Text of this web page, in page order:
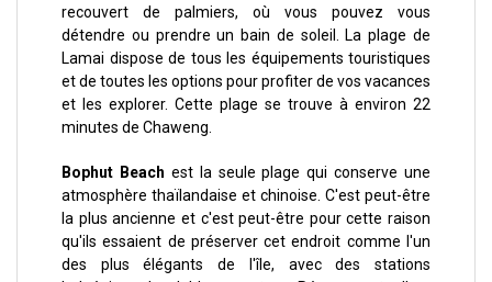
recouvert de palmiers, où vous pouvez vous
détendre ou prendre un bain de soleil. La plage de
Lamai dispose de tous les équipements touristiques
et de toutes les options pour profiter de vos vacances
et les explorer. Cette plage se trouve à environ 22
minutes de Chaweng.
Bophut Beach est la seule plage qui conserve une
atmosphère thaïlandaise et chinoise. C'est peut-être
la plus ancienne et c'est peut-être pour cette raison
qu'ils essaient de préserver cet endroit comme l'un
des plus élégants de l'île, avec des stations